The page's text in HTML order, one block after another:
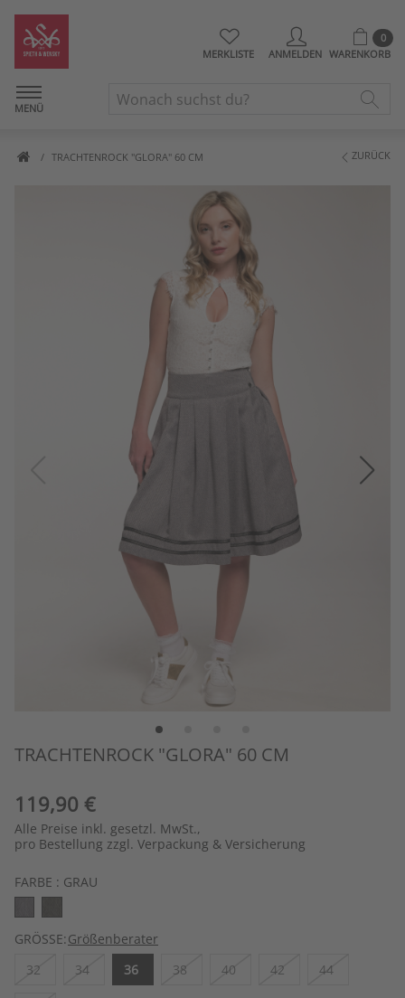
MERKLISTE ANMELDEN
0
WARENKORB
MENÜ
TRACHTENROCK "GLORA" 60 CM ZURÜCK
Artikelbilder überspringen
TRACHTENROCK "GLORA" 60 CM
119,90 €
Alle Preise inkl. gesetzl. MwSt.,
pro Bestellung zzgl. Verpackung & Versicherung
FARBE : GRAU
GRÖSSE:Größenberater
32
34 36 38 40 42 44